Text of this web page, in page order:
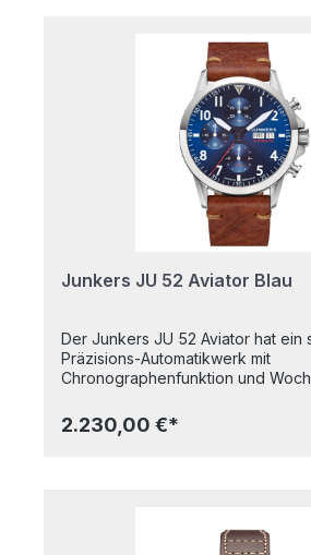
Fliegerei am Handgelenk wieder
aufleben.Highlights:K1-
Zifferblatt10 atm
KroneQuarzwerkChronograph 60
sFluoreszierende Zeiger und
ZiffernGehäusedurchmesser: 42
Uhren sind Made in
Junkers werden sowohl
modernster Technik als auch
Fliegeruhren hergestellt. Der
Erfinder der Ganzmetallflugzeuge,
Junkers JU 52 Aviator Blau
Der Junkers JU 52 Aviator hat ein
Präzisions-Automatikwerk mit
Chronographenfunktion und
Hochleistungsmaschine ist
entworfen, so dass es einerseits
DatumChronograph 12h, 30m,
2.230,00 €*